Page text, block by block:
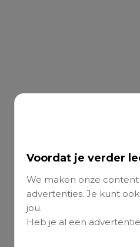
Voordat je verder
We maken onze
advertenties. Je kunt
jou.
Heb je al een